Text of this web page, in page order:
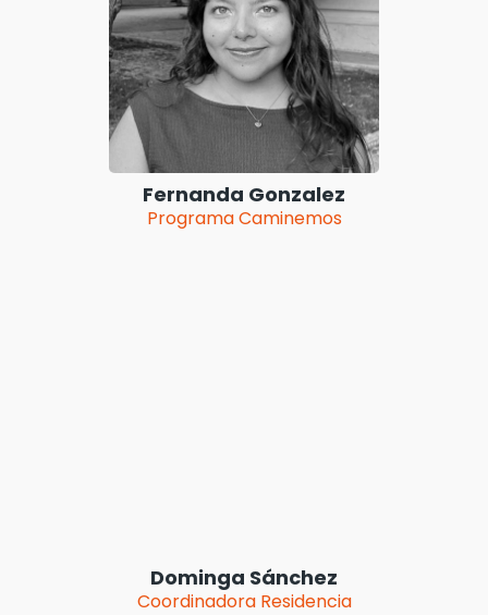
Fernanda Gonzalez
Programa Caminemos
Dominga Sánchez
Coordinadora Residencia